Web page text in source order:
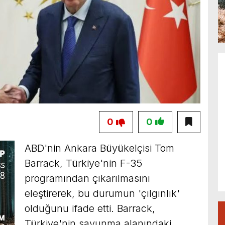
0
0
ABD'nin Ankara Büyükelçisi Tom
Barrack, Türkiye'nin F-35
programından çıkarılmasını
eleştirerek, bu durumun 'çılgınlık'
olduğunu ifade etti. Barrack,